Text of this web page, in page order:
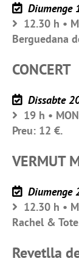
Diumenge
12.30 h •
Berguedana
CONCERT
Dissabte
19 h •
Preu: 12 €.
VERMUT
Diumenge
12.30 h •
Rachel &
Revetlla